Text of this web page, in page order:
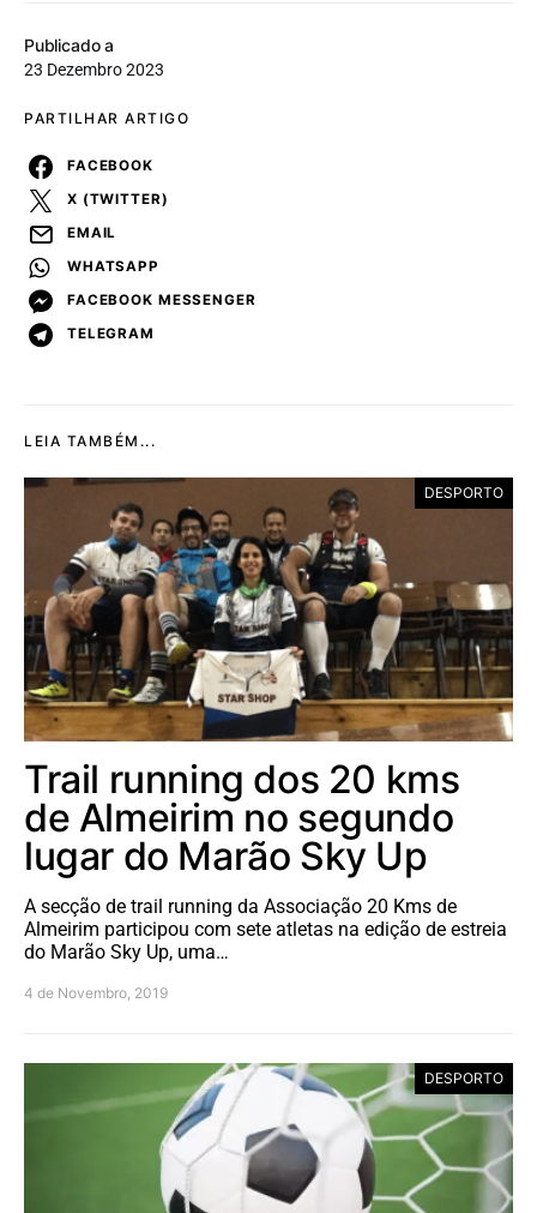
Publicado a
23 Dezembro 2023
PARTILHAR ARTIGO
FACEBOOK
X (TWITTER)
EMAIL
WHATSAPP
FACEBOOK MESSENGER
TELEGRAM
LEIA TAMBÉM...
DESPORTO
Trail running dos 20 kms
de Almeirim no segundo
lugar do Marão Sky Up
A secção de trail running da Associação 20 Kms de
Almeirim participou com sete atletas na edição de estreia
do Marão Sky Up, uma…
4 de Novembro, 2019
DESPORTO